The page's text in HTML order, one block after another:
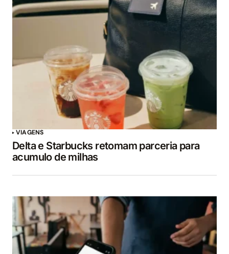
VIAGENS
Delta e Starbucks retomam parceria para
acumulo de milhas